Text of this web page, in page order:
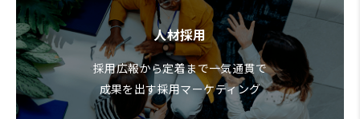
人材採用
採用広報から定着まで一気通貫で
成果を出す採用マーケティング